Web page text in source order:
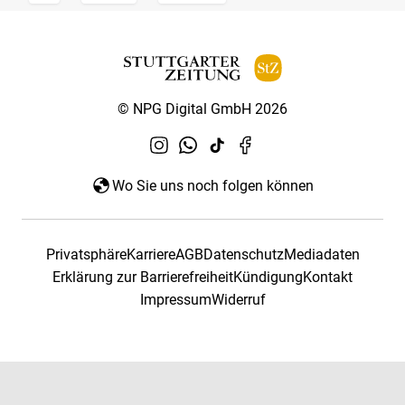
© NPG Digital GmbH 2026
Wo Sie uns noch folgen können
PrivatsphäreKarriereAGBDatenschutzMediadaten
Erklärung zur BarrierefreiheitKündigungKontakt
ImpressumWiderruf